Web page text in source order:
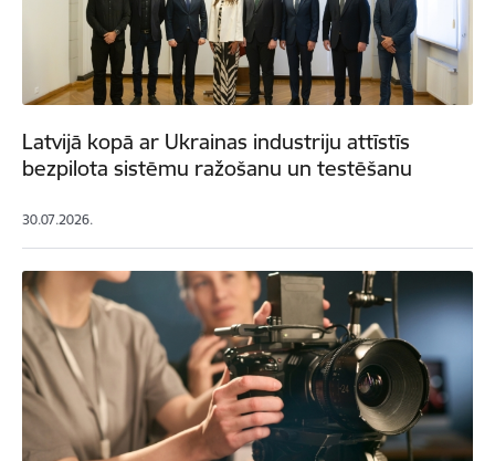
Latvijā kopā ar Ukrainas industriju attīstīs
bezpilota sistēmu ražošanu un testēšanu
30.07.2026.